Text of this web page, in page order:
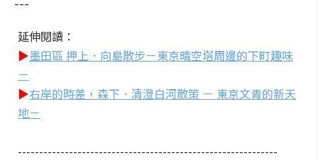
延伸閱讀：
▶墨田區 押上．向島散步－東京晴空塔周邊的下町趣味
－
▶右岸的時差，森下．清澄白河散策 － 東京文青的新天
地－
-------------------------------------------------------------